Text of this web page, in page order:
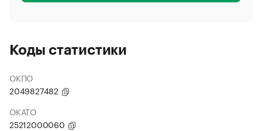
Коды статистики
ОКПО
2049827482
ОКАТО
25212000060